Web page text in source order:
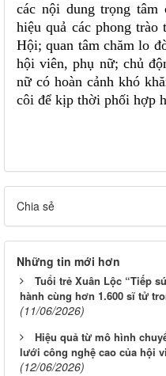
các nội dung trọng
hiệu quả các phong trào
Hội; quan tâm chăm lo
hội viên, phụ nữ; chủ
nữ có hoàn cảnh khó
côi để kịp thời phối hợp
Chia sẻ
Những tin mới hơn
Tuổi trẻ Xuân Lộc “Tiếp
hành cùng hơn 1.600 sĩ tử
(11/06/2026)
Hiệu quả từ mô hình
lưới công nghệ cao của hội
(12/06/2026)